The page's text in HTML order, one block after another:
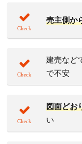
売主側か
建売など
で不安
図面どお
い